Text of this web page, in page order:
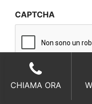
privacy
CAPTCHA
CHIAMA ORA